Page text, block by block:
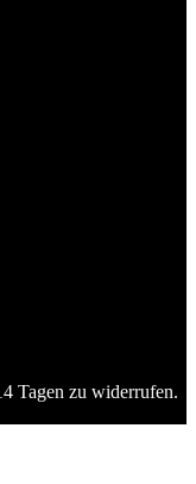
Tagen zu widerrufen.